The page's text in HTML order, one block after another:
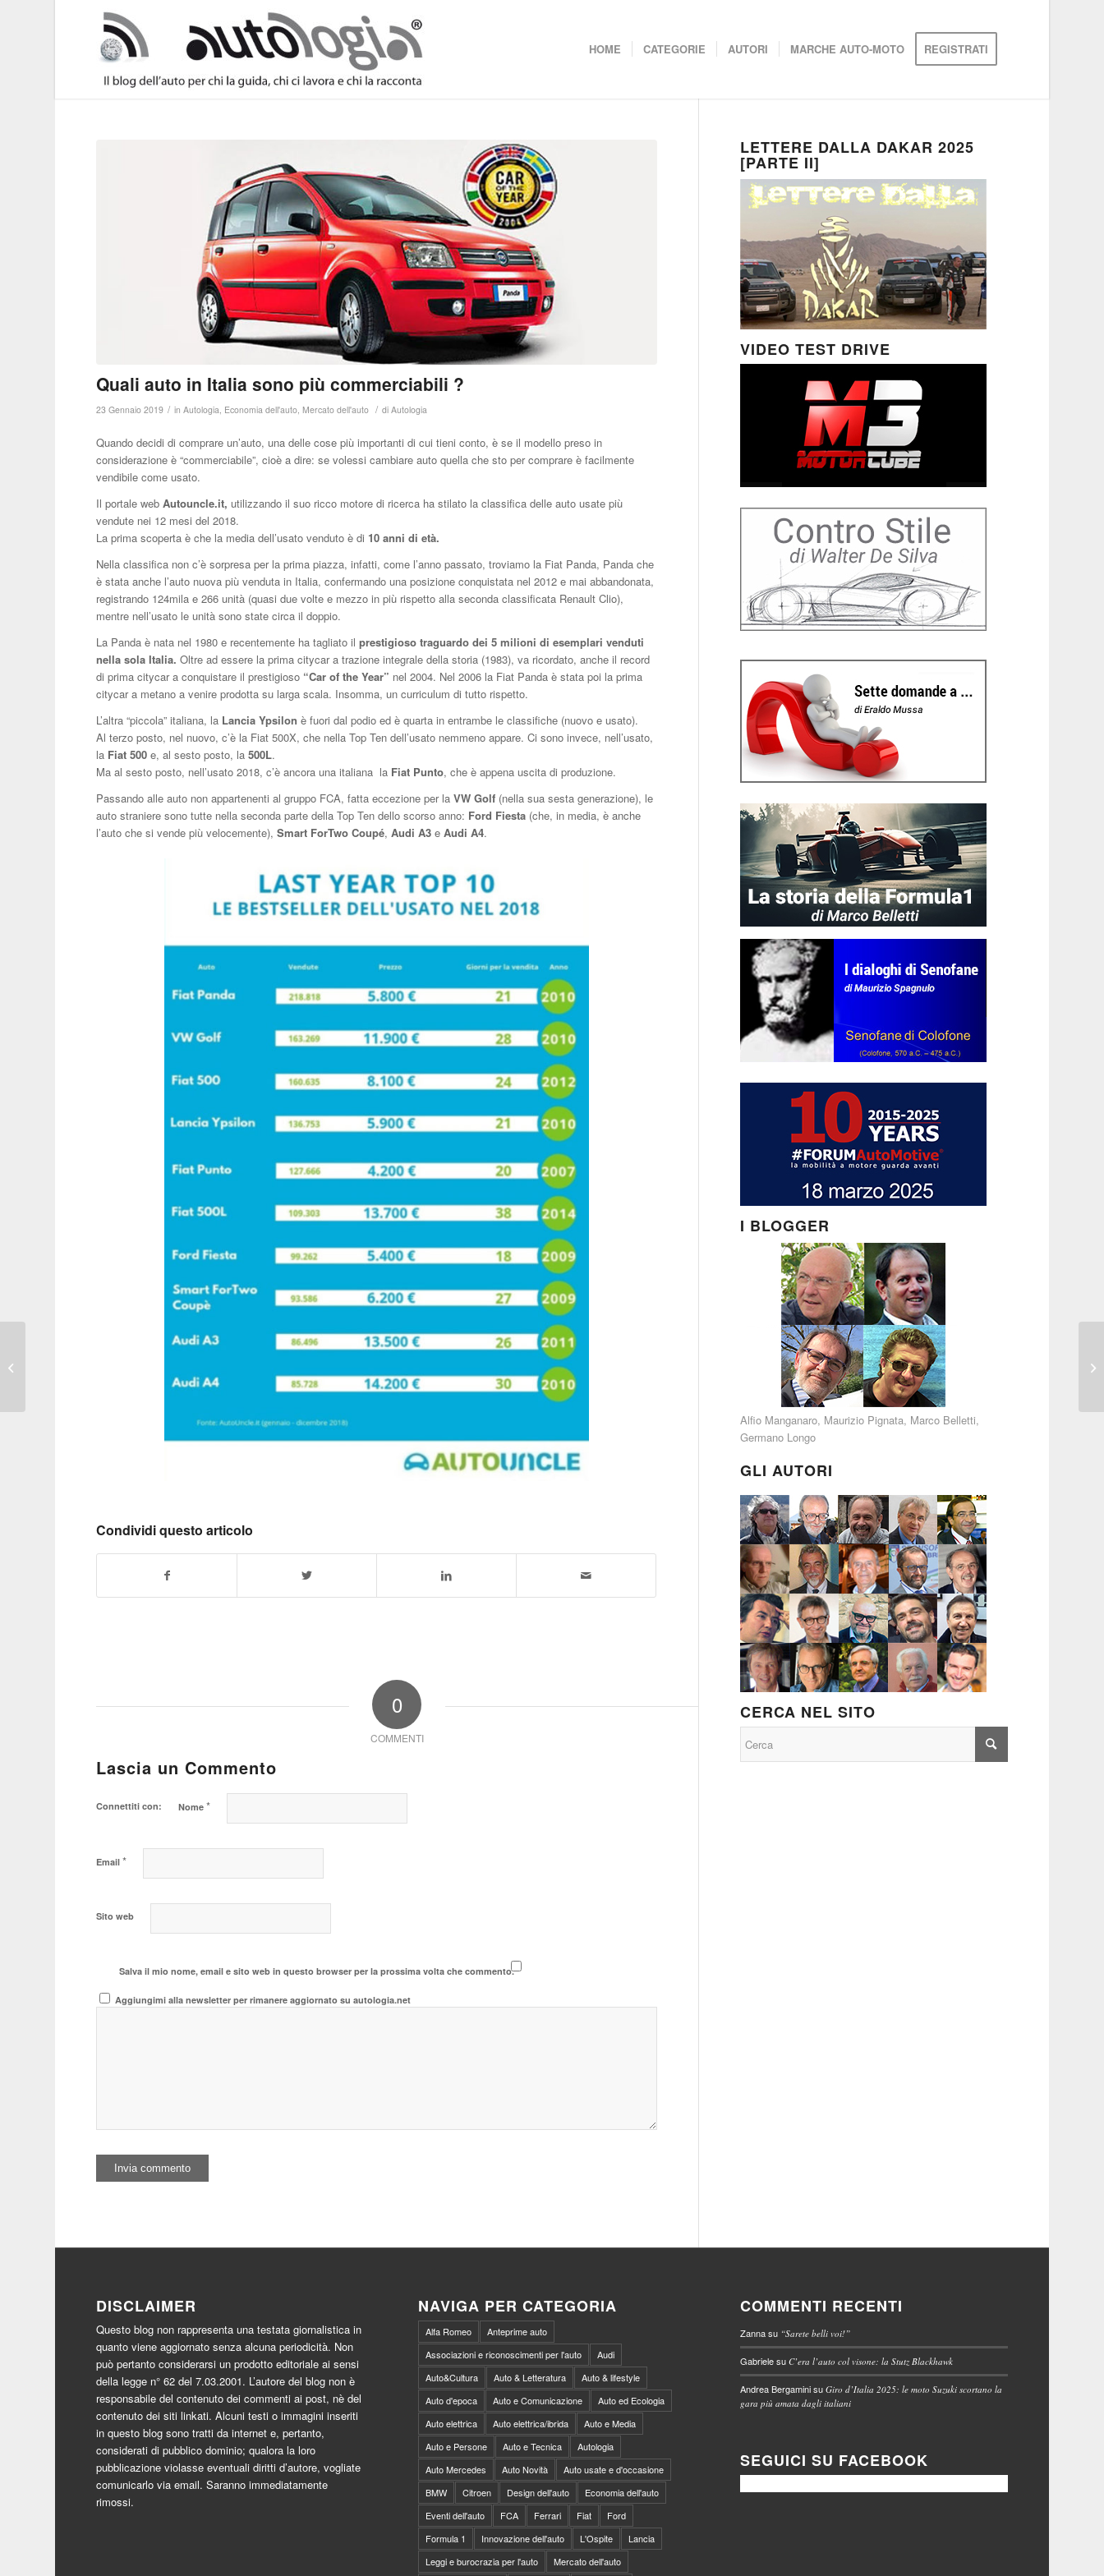
HOME CATEGORIE AUTORI MARCHE AUTO-MOTO REGISTRATI
Quali auto in Italia sono più commerciabili ?
23 Gennaio 2019 / inAutologia Economia dell'auto ,Mercato dell'auto / diAutologia
Quando decidi di comprare un’auto, una delle cose più importanti di cui tieni conto, è se il modello preso in
considerazione è “commerciabile”, cioè a dire: se volessi cambiare auto quella che sto per comprare è facilmente
vendibile come usato.
Il portale webAutouncle.it, utilizzando il suo ricco motore di ricerca ha stilato la classifica delle auto usate più
vendute nei 12 mesi del 2018.
La prima scoperta è che la media dell’usato venduto è di 10 anni di età.
Nella classifica non c’è sorpresa per la prima piazza, infatti, come l’anno passato, troviamo la Fiat Panda, Panda che
è stata anche l’auto nuova più venduta in Italia, confermando una posizione conquistata nel 2012 e mai abbandonata,
registrando 124mila e 266 unità (quasi due volte e mezzo in più rispetto alla seconda classificata Renault Clio),
mentre nell’usato le unità sono state circa il doppio.
La Panda è nata nel 1980 e recentemente ha tagliato ilprestigioso traguardo dei 5 milioni di esemplari venduti
nella sola Italia. Oltre ad essere la prima citycar a trazione integrale della storia (1983), va ricordato, anche il record
di prima citycar a conquistare il prestigioso “Car of the Year” nel 2004. Nel 2006 la Fiat Panda è stata poi la prima
citycar a metano a venire prodotta su larga scala. Insomma, un curriculum di tutto rispetto.
L’altra “piccola” italiana, la Lancia Ypsilon è fuori dal podio ed è quarta in entrambe le classifiche (nuovo e usato).
Al terzo posto, nel nuovo, c’è la Fiat 500X, che nella Top Ten dell’usato nemmeno appare. Ci sono invece, nell’usato,
la Fiat 500 e, al sesto posto, la500L.
Ma al sesto posto, nell’usato 2018, c’è ancora una italiana la Fiat Punto, che è appena uscita di produzione.
Passando alle auto non appartenenti al gruppo FCA, fatta eccezione per laVW Golf (nella sua sesta generazione), le
auto straniere sono tutte nella seconda parte della Top Ten dello scorso anno: Ford Fiesta (che, in media, è anche
l’auto che si vende più velocemente),Smart ForTwo Coupé,Audi A3 eAudi A4.
Condividi questo articolo
0
COMMENTI
Lascia un Commento
Connettiti con: Nome*
Email*
Sito web
Salva il mio nome, email e sito web in questo browser per la prossima volta che commento.
Aggiungimi alla newsletter per rimanere aggiornato su autologia.net
LETTERE DALLA DAKAR 2025
[PARTE II]
VIDEO TEST DRIVE
I BLOGGER
Alfio Manganaro, Maurizio Pignata, Marco Belletti,
Germano Longo
GLI AUTORI
CERCA NEL SITO
DISCLAIMER
Questo blog non rappresenta una testata giornalistica in
quanto viene aggiornato senza alcuna periodicità. Non
può pertanto considerarsi un prodotto editoriale ai sensi
della legge n° 62 del 7.03.2001. L’autore del blog non è
responsabile del contenuto dei commenti ai post, nè del
contenuto dei siti linkati. Alcuni testi o immagini inseriti
in questo blog sono tratti da internet e, pertanto,
considerati di pubblico dominio; qualora la loro
pubblicazione violasse eventuali diritti d’autore, vogliate
comunicarlo via email. Saranno immediatamente
rimossi.
NAVIGA PER CATEGORIA
Alfa Romeo
Anteprime auto
Associazioni e riconoscimenti per l'auto
Audi
Auto&Cultura
Auto & Letteratura
Auto & lifestyle
Auto d'epoca
Auto e Comunicazione
Auto ed Ecologia
Auto elettrica
Auto elettrica/ibrida
Auto e Media
Auto e Persone
Auto e Tecnica
Autologia
Auto Mercedes
Auto Novità
Auto usate e d'occasione
BMW
Citroen Design dell'auto
Economia dell'auto
Eventi dell'auto
FCA Ferrari Fiat
Ford
Formula 1
Innovazione dell'auto L'Ospite
Lancia
Leggi e burocrazia per l'auto
Mercato dell'auto
COMMENTI RECENTI
Zannasu “Sarete belli voi!”
GabrielesuC’era l’auto col visone: la Stutz Blackhawk
Andrea BergaminisuGiro d’Italia 2025: le moto Suzuki scortano la
gara più amata dagli italiani
SEGUICI SU FACEBOOK